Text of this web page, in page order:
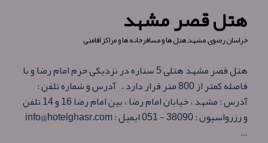
هتل قصر مشهد
خراسان رضوی,مشهد,هتل ها و مسافرخانه ها و مراکز اقامتی
هتل قصر مشهد هتلی 5 ستاره در نزدیکی حرم امام رضا و با
فاصله کمتر از 800 متر قرار دارد . آدرس و شماره تلفن :
آدرس : مشهد ، خیابان امام رضا ، بین امام رضا 16 و 14 تلفن
و رزرواسیون : 38090 - 051 ایمیل : info@hotelghasr.com
…